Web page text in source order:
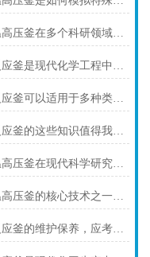
实验室高温高压釜在多个科研领域中发挥着重要作用
高温高压反应釜是现代化学工程中不可少的核心装备
加氢高压反应釜可以适用于多种类型的加氢反应
加氢高压反应釜的这些知识值得我们学习
实验室高温高压釜在现代科学研究中的重要性
实验室高温高压釜的核心技术之一是其密封技术
加氢高压反应釜的维护保养，应考虑以下几点